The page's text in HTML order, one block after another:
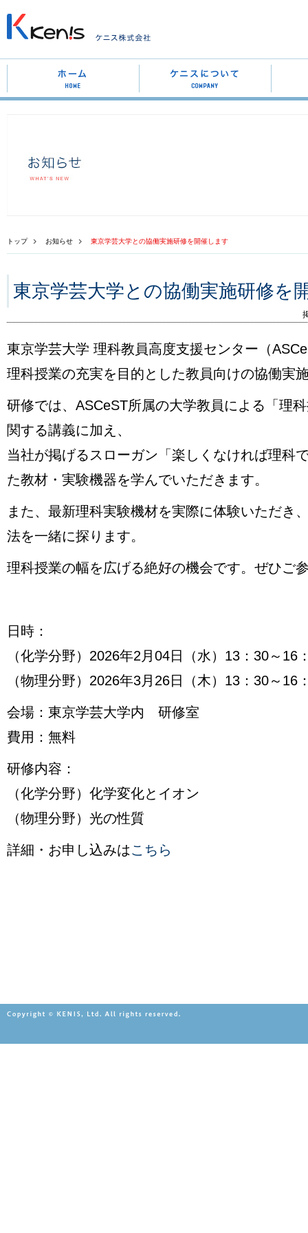
トップ お知らせ 東京学芸大学との協働実施研修を開催します
東京学芸大学との協働実施研修を
東京学芸大学 理科教員高度支援センター（
理科授業の充実を目的とした教員向けの協働実
研修では、ASCeST所属の大学教員による「理
関する講義に加え、
当社が掲げるスローガン「楽しくなければ理科
た教材・実験機器を学んでいただきます。
また、最新理科実験機材を実際に体験いただき
法を一緒に探ります。
理科授業の幅を広げる絶好の機会です。ぜひご
日時：
（化学分野）2026年2月04日（水）13：30～16
（物理分野）2026年3月26日（木）13：30～16
会場：東京学芸大学内 研修室
​​費用：無料
研修内容：
（化学分野）化学変化とイオン
（物理分野）光の性質
詳細・お申し込みはこちら